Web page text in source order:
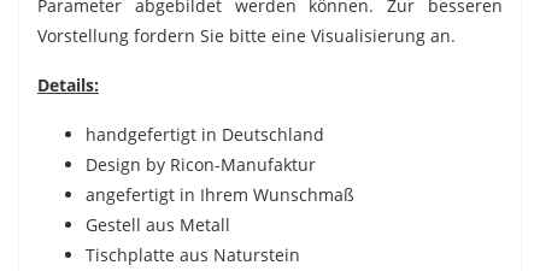
Parameter abgebildet werden können. Zur besseren
Vorstellung fordern Sie bitte eine Visualisierung an.
Details:
handgefertigt in Deutschland
Design by Ricon-Manufaktur
angefertigt in Ihrem Wunschmaß
Gestell aus Metall
Tischplatte aus Naturstein